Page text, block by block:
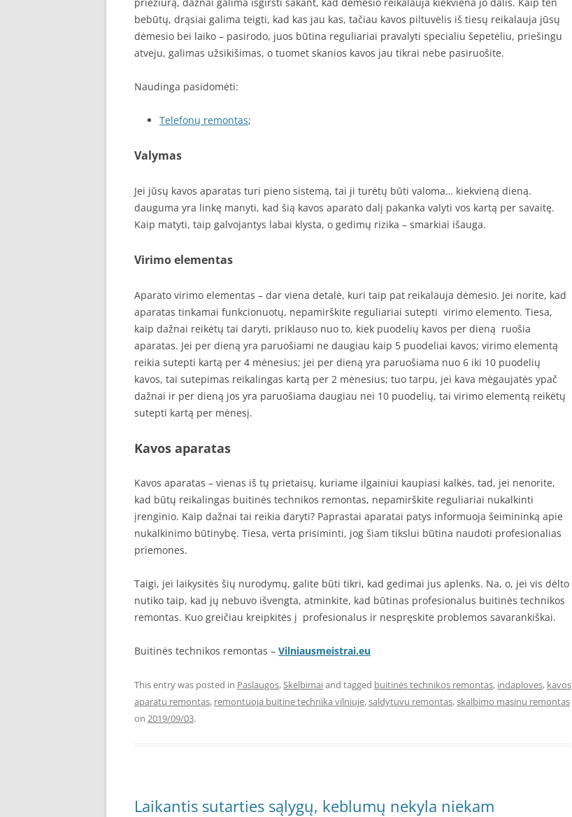
bebūtų, drąsiai galima teigti, kad kas jau kas, tačiau kavos piltuvėlis iš tiesų reikalauja jūsų
dėmesio bei laiko – pasirodo, juos būtina reguliariai pravalyti specialiu šepetėliu, priešingu
atveju, galimas užsikišimas, o tuomet skanios kavos jau tikrai nebe pasiruošite.
Naudinga pasidomėti:
Telefonų remontas;
Valymas
Jei jūsų kavos aparatas turi pieno sistemą, tai ji turėtų būti valoma… kiekvieną dieną.
dauguma yra linkę manyti, kad šią kavos aparato dalį pakanka valyti vos kartą per savaitę.
Kaip matyti, taip galvojantys labai klysta, o gedimų rizika – smarkiai išauga.
Virimo elementas
Aparato virimo elementas – dar viena detalė, kuri taip pat reikalauja dėmesio. Jei norite, kad
aparatas tinkamai funkcionuotų, nepamirškite reguliariai sutepti virimo elemento. Tiesa,
kaip dažnai reikėtų tai daryti, priklauso nuo to, kiek puodelių kavos per dieną ruošia
aparatas. Jei per dieną yra paruošiami ne daugiau kaip 5 puodeliai kavos; virimo elementą
reikia sutepti kartą per 4 mėnesius; jei per dieną yra paruošiama nuo 6 iki 10 puodelių
kavos, tai sutepimas reikalingas kartą per 2 mėnesius; tuo tarpu, jei kava mėgaujatės ypač
dažnai ir per dieną jos yra paruošiama daugiau nei 10 puodelių, tai virimo elementą reikėtų
sutepti kartą per mėnesį.
Kavos aparatas
Kavos aparatas – vienas iš tų prietaisų, kuriame ilgainiui kaupiasi kalkės, tad, jei nenorite,
kad būtų reikalingas buitinės technikos remontas, nepamirškite reguliariai nukalkinti
įrenginio. Kaip dažnai tai reikia daryti? Paprastai aparatai patys informuoja šeimininką apie
nukalkinimo būtinybę. Tiesa, verta prisiminti, jog šiam tikslui būtina naudoti profesionalias
priemones.
Taigi, jei laikysitės šių nurodymų, galite būti tikri, kad gedimai jus aplenks. Na, o, jei vis dėlto
nutiko taip, kad jų nebuvo išvengta, atminkite, kad būtinas profesionalus buitinės technikos
remontas. Kuo greičiau kreipkitės į profesionalus ir nespręskite problemos savarankiškai.
Buitinės technikos remontas – Vilniausmeistrai.eu
This entry was posted in Paslaugos,Skelbimaiand tagged buitinės technikos remontas, indaploves, kavos
aparatu remontas, remontuoja buitine technika vilniuje,saldytuvu remontas,skalbimo masinu remontas
on 2019/09/03.
Laikantis sutarties sąlygų, keblumų nekyla niekam